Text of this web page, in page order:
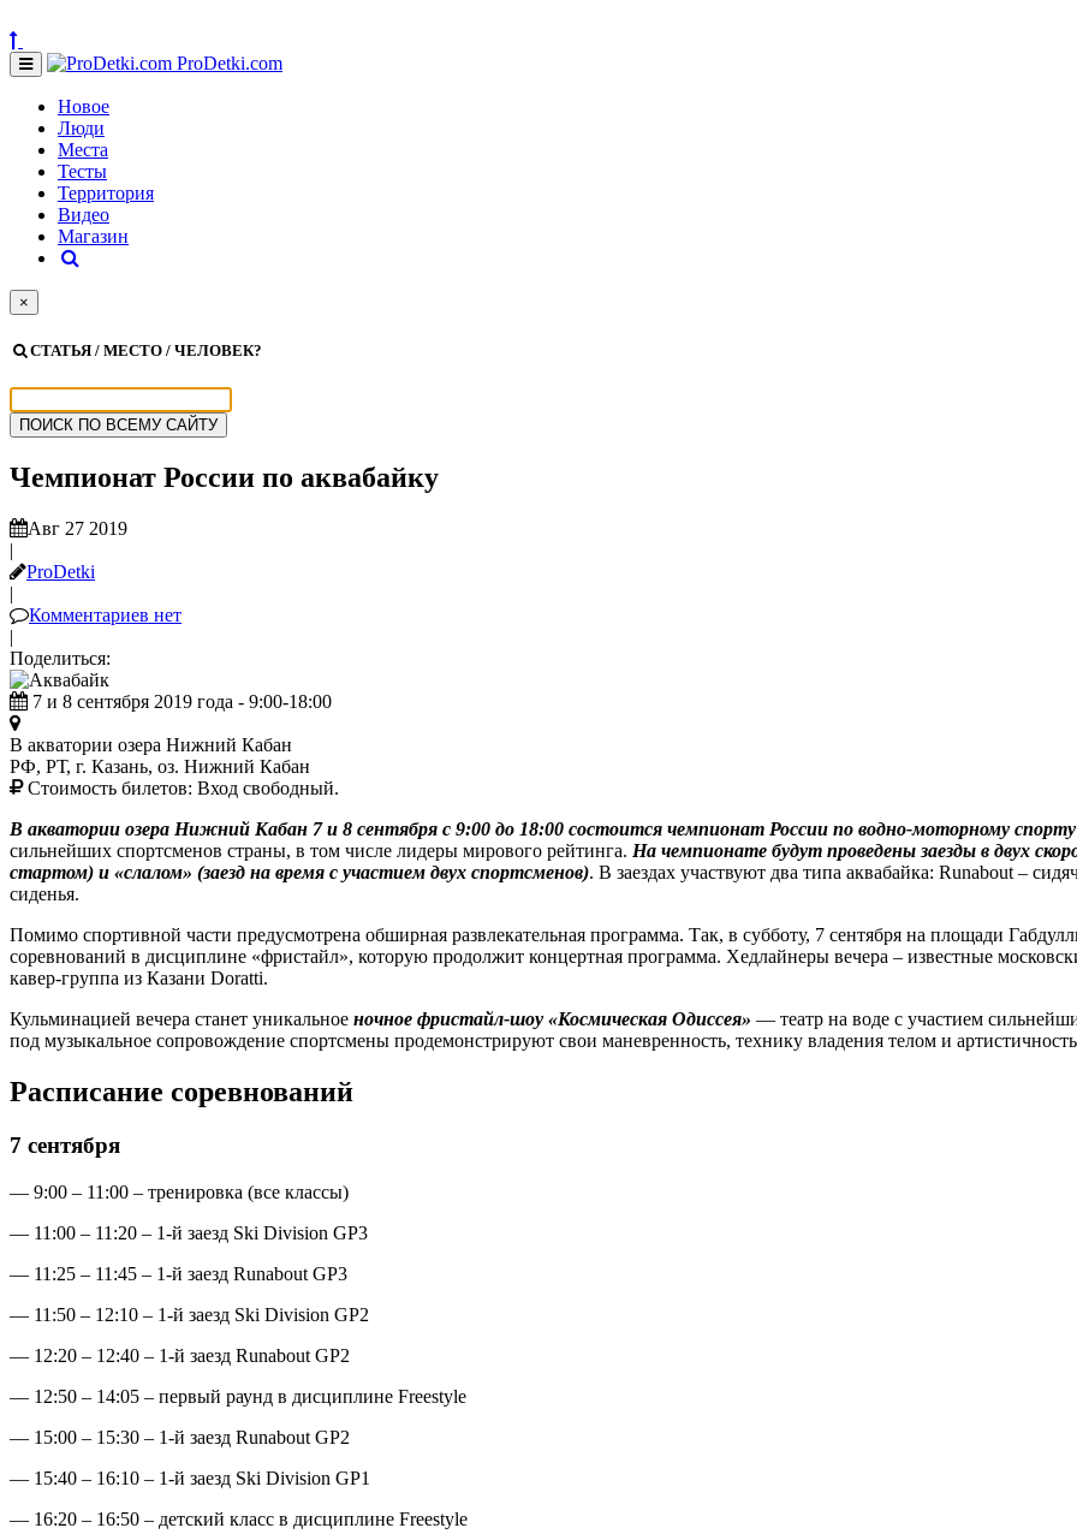
ProDetki.com
Новое
Люди
Места
Тесты
Территория
Видео
Магазин
×
СТАТЬЯ / МЕСТО / ЧЕЛОВЕК?
Чемпионат России по аквабайку
Авг 27 2019
|
ProDetki
|
Комментариев нет
|
Поделиться:
7 и 8 сентября 2019 года - 9:00-18:00
В акватории озера Нижний Кабан
РФ, РТ, г. Казань, оз. Нижний Кабан
Стоимость билетов: Вход свободный.
В акватории озера Нижний Кабан 7 и 8 сентября с 9:00 до 18:00 состоится чемпионат России по водно-моторному спорту
сильнейших спортсменов страны, в том числе лидеры мирового рейтинга. На чемпионате будут проведены заезды в двух
стартом) и «слалом» (заезд на время с участием двух спортсменов). В заездах участвуют два типа аквабайка: Runabout –
сиденья.
Помимо спортивной части предусмотрена обширная развлекательная программа. Так, в субботу, 7 сентября на площади
соревнований в дисциплине «фристайл», которую продолжит концертная программа. Хедлайнеры вечера – известные
кавер-группа из Казани Doratti.
Кульминацией вечера станет уникальное ночное фристайл-шоу «Космическая Одиссея» — театр на воде с участием
под музыкальное сопровождение спортсмены продемонстрируют свои маневренность, технику владения телом и
Расписание соревнований
7 сентября
— 9:00 – 11:00 – тренировка (все классы)
— 11:00 – 11:20 – 1-й заезд Ski Division GP3
— 11:25 – 11:45 – 1-й заезд Runabout GP3
— 11:50 – 12:10 – 1-й заезд Ski Division GP2
— 12:20 – 12:40 – 1-й заезд Runabout GP2
— 12:50 – 14:05 – первый раунд в дисциплине Freestyle
— 15:00 – 15:30 – 1-й заезд Runabout GP2
— 15:40 – 16:10 – 1-й заезд Ski Division GP1
— 16:20 – 16:50 – детский класс в дисциплине Freestyle